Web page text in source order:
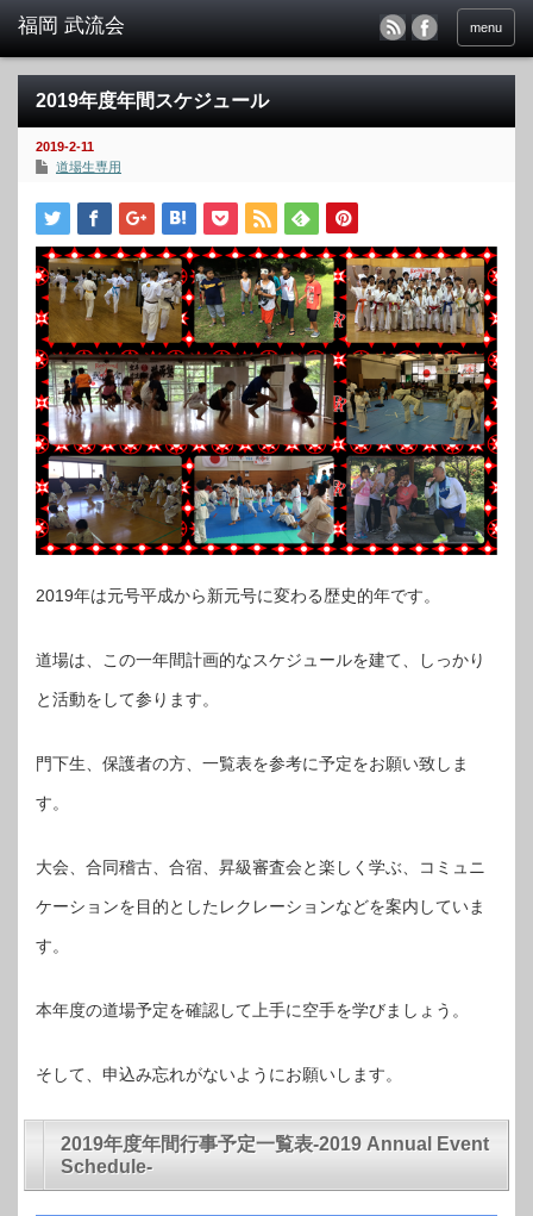
menu
2019年度年間スケジュール
2019-2-11
道場生専用
2019年は元号平成から新元号に変わる歴史的年です。
道場は、この一年間計画的なスケジュールを建て、しっかり
と活動をして参ります。
門下生、保護者の方、一覧表を参考に予定をお願い致しま
す。
大会、合同稽古、合宿、昇級審査会と楽しく学ぶ、コミュニ
ケーションを目的としたレクレーションなどを案内していま
す。
本年度の道場予定を確認して上手に空手を学びましょう。
そして、申込み忘れがないようにお願いします。
2019年度年間行事予定一覧表-2019 Annual Event
Schedule-